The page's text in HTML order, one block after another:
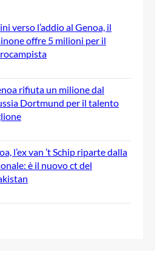
verso l’addio al Genoa, il
offre 5 milioni per il
rifiuta un milione dal
Dortmund per il talento
l’ex van ’t Schip riparte dalla
è il nuovo ct del